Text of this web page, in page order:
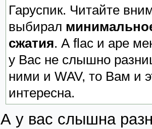
Гаруспик. Читайте
выбирал
сжатия. А flac и ape
у Вас не слышно
ними и WAV, то Вам и
интересна.
А у вас слышна